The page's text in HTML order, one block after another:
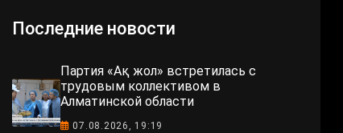
Последние новости
Партия «Ақ жол» встретилась с
трудовым коллективом в
Алматинской области
07.08.2026, 19:19